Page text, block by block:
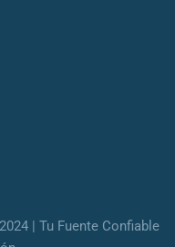
| Tu Fuente Confiable